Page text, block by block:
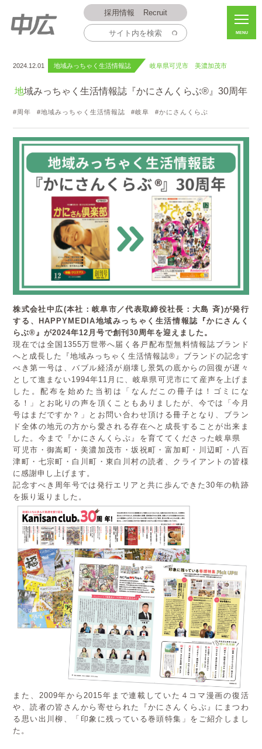
採用情報 Recruit
MENU
2024.12.01 地域みっちゃく生活情報誌 岐阜県可児市 美濃加茂市
地域みっちゃく生活情報誌『かにさんくらぶ®』30周年
周年 地域みっちゃく生活情報誌 岐阜 かにさんくらぶ
株式会社中広(本社：岐阜市／代表取締役社長：大島 斉)が発行
する、
HAPPYMEDIA地域みっちゃく生活情報誌『かにさんく
らぶ® 』が2024年12月号で創刊30周年を迎えました。
現在では全国1355万世帯へ届く各戸配布型無料情報誌ブランド
へと成長した『地域みっちゃく生活情報誌®』ブランドの記念す
べき第一号は、バブル経済が崩壊し景気の底からの回復が遅々
として進まない1994年11月に、岐阜県可児市にて産声を上げま
した。配布を始めた当初は「なんだこの冊子は！ゴミにな
る！」とお叱りの声を頂くこともありましたが、今では「今月
号はまだですか？」とお問い合わせ頂ける冊子となり、ブラン
ド全体の地元の方から愛される存在へと成長することが出来ま
した。今まで『かにさんくらぶ』を育ててくださった岐阜県
可児市・御嵩町・美濃加茂市・坂祝町・富加町・川辺町・八百
津町・七宗町・白川町・東白川村の読者、クライアントの皆様
に感謝申し上げます。
記念すべき周年号では発行エリアと共に歩んできた30年の軌跡
を振り返りました。
また、2009年から2015年まで連載していた４コマ漫画の復活
や、読者の皆さんから寄せられた『かにさんくらぶ』にまつわ
る思い出川柳、「印象に残っている巻頭特集」をご紹介しまし
た。